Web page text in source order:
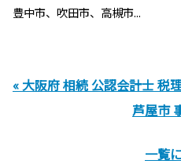
豊中市、吹田市、高槻市...
« 大阪府 相続 公認会計士 税
芦屋市
一覧